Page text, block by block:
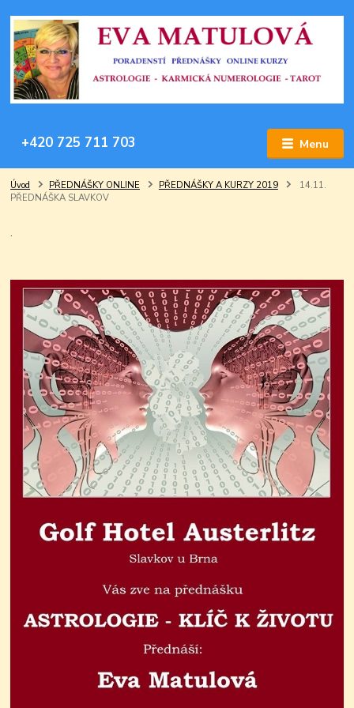
Menu
+420 725 711 703
Úvod PŘEDNÁŠKY ONLINE PŘEDNÁŠKY A KURZY 2019
14.11.
PŘEDNÁŠKA SLAVKOV
.